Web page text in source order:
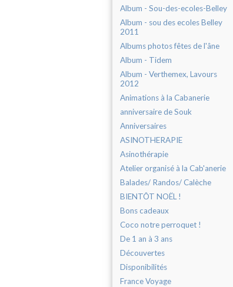
Album - Sou-des-ecoles-Belley
Album - sou des ecoles Belley
2011
Albums photos fêtes de l'âne
Album - Tidem
Album - Verthemex, Lavours
2012
Animations à la Cabanerie
anniversaire de Souk
Anniversaires
ASINOTHERAPIE
Asinothérapie
Atelier organisé à la Cab'anerie
Balades/ Randos/ Calèche
BIENTÔT NOËL !
Bons cadeaux
Coco notre perroquet !
De 1 an à 3 ans
Découvertes
Disponibilités
France Voyage